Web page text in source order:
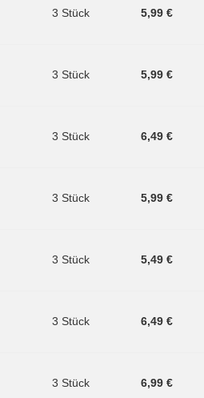
3 Stück 5,99 €
3 Stück 5,99 €
3 Stück 6,49 €
3 Stück 5,99 €
3 Stück 5,49 €
3 Stück 6,49 €
3 Stück 6,99 €